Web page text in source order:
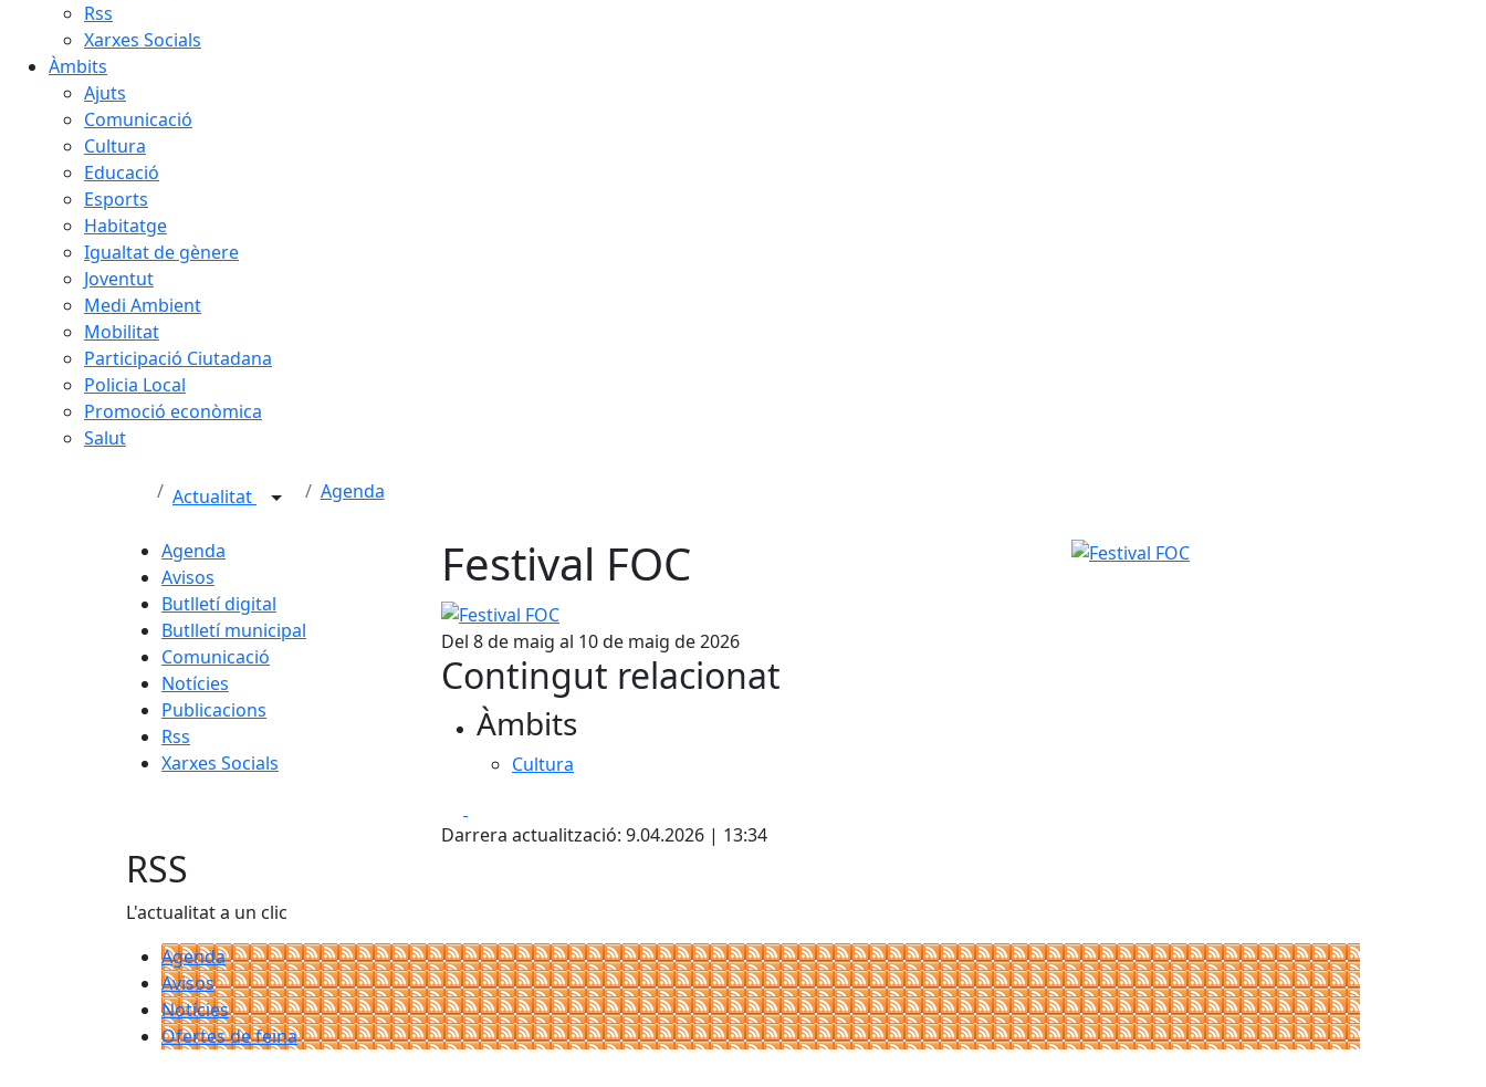
Rss
Xarxes Socials
Àmbits
Ajuts
Comunicació
Cultura
Educació
Esports
Habitatge
Igualtat de gènere
Joventut
Medi Ambient
Mobilitat
Participació Ciutadana
Policia Local
Promoció econòmica
Salut
Actualitat Agenda
Agenda
Avisos
Butlletí digital
Butlletí municipal
Comunicació
Notícies
Publicacions
Rss
Xarxes Socials
Festival FOC
Festival FOC
Del 8 de maig al 10 de maig de 2026
Contingut relacionat
Àmbits
Cultura
Darrera actualització: 9.04.2026 | 13:34
Festival FOC
RSS
L'actualitat a un clic
Agenda
Avisos
Notícies
Ofertes de feina